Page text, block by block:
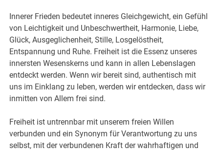
Innerer Frieden bedeutet inneres Gleichgewicht, ein Gefühl
von Leichtigkeit und Unbeschwertheit, Harmonie, Liebe,
Glück, Ausgeglichenheit, Stille, Losgelöstheit,
Entspannung und Ruhe. Freiheit ist die Essenz unseres
innersten Wesenskerns und kann in allen Lebenslagen
entdeckt werden. Wenn wir bereit sind, authentisch mit
uns im Einklang zu leben, werden wir entdecken, dass wir
inmitten von Allem frei sind.
Freiheit ist untrennbar mit unserem freien Willen
verbunden und ein Synonym für Verantwortung zu uns
selbst, mit der verbundenen Kraft der wahrhaftigen und